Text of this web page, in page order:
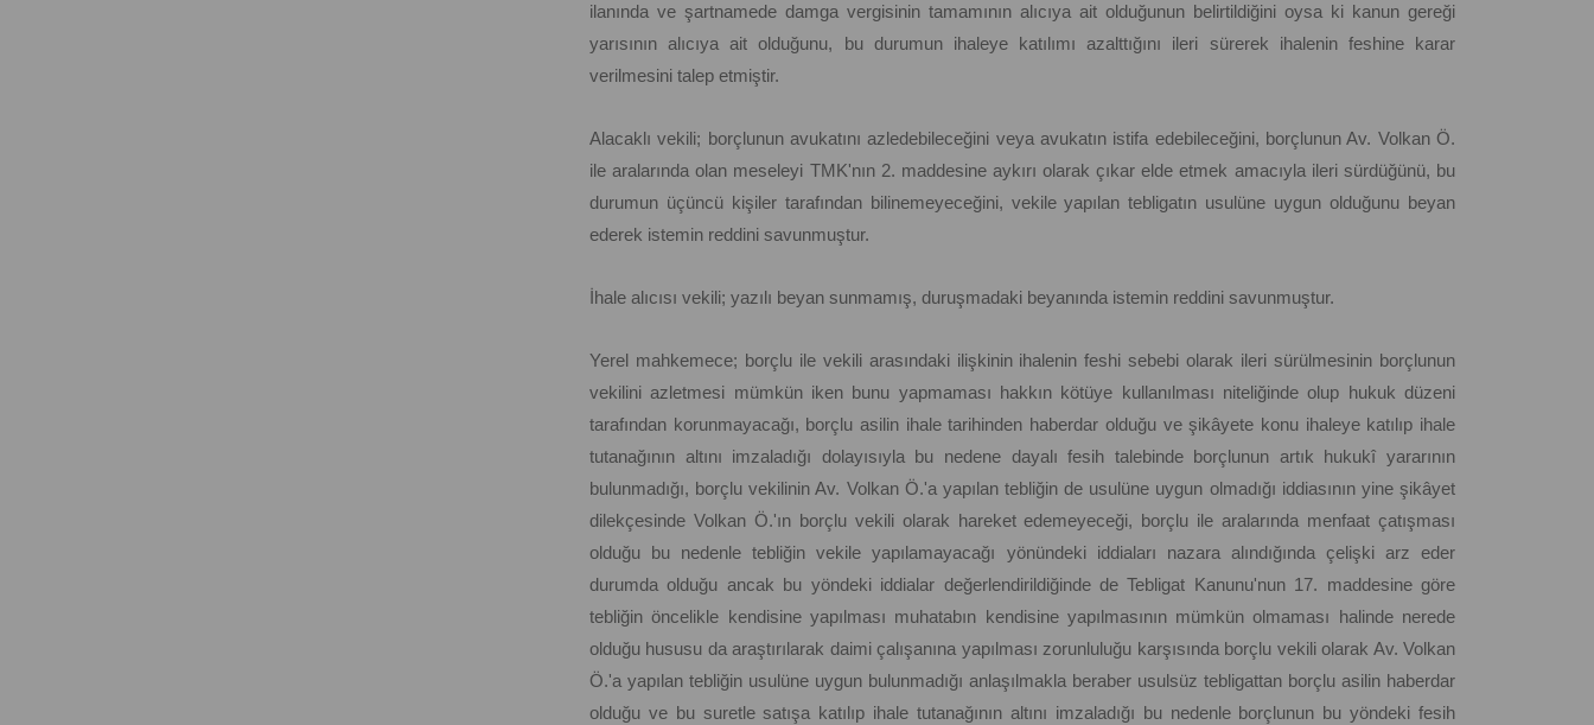
ilanında ve şartnamede damga vergisinin tamamının alıcıya ait olduğunun belirtildiğini oysa ki kanun gereği
yarısının alıcıya ait olduğunu, bu durumun ihaleye katılımı azalttığını ileri sürerek ihalenin feshine karar
verilmesini talep etmiştir.
Alacaklı vekili; borçlunun avukatını azledebileceğini veya avukatın istifa edebileceğini, borçlunun Av. Volkan Ö.
ile aralarında olan meseleyi TMK'nın 2. maddesine aykırı olarak çıkar elde etmek amacıyla ileri sürdüğünü, bu
durumun üçüncü kişiler tarafından bilinemeyeceğini, vekile yapılan tebligatın usulüne uygun olduğunu beyan
ederek istemin reddini savunmuştur.
İhale alıcısı vekili; yazılı beyan sunmamış, duruşmadaki beyanında istemin reddini savunmuştur.
Yerel mahkemece; borçlu ile vekili arasındaki ilişkinin ihalenin feshi sebebi olarak ileri sürülmesinin borçlunun
vekilini azletmesi mümkün iken bunu yapmaması hakkın kötüye kullanılması niteliğinde olup hukuk düzeni
tarafından korunmayacağı, borçlu asilin ihale tarihinden haberdar olduğu ve şikâyete konu ihaleye katılıp ihale
tutanağının altını imzaladığı dolayısıyla bu nedene dayalı fesih talebinde borçlunun artık hukukî yararının
bulunmadığı, borçlu vekilinin Av. Volkan Ö.'a yapılan tebliğin de usulüne uygun olmadığı iddiasının yine şikâyet
dilekçesinde Volkan Ö.'ın borçlu vekili olarak hareket edemeyeceği, borçlu ile aralarında menfaat çatışması
olduğu bu nedenle tebliğin vekile yapılamayacağı yönündeki iddiaları nazara alındığında çelişki arz eder
durumda olduğu ancak bu yöndeki iddialar değerlendirildiğinde de Tebligat Kanunu'nun 17. maddesine göre
tebliğin öncelikle kendisine yapılması muhatabın kendisine yapılmasının mümkün olmaması halinde nerede
olduğu hususu da araştırılarak daimi çalışanına yapılması zorunluluğu karşısında borçlu vekili olarak Av. Volkan
Ö.'a yapılan tebliğin usulüne uygun bulunmadığı anlaşılmakla beraber usulsüz tebligattan borçlu asilin haberdar
olduğu ve bu suretle satışa katılıp ihale tutanağının altını imzaladığı bu nedenle borçlunun bu yöndeki fesih